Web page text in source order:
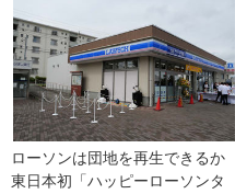
ローソンは団地を再生できるか
東日本初「ハッピーローソンタ